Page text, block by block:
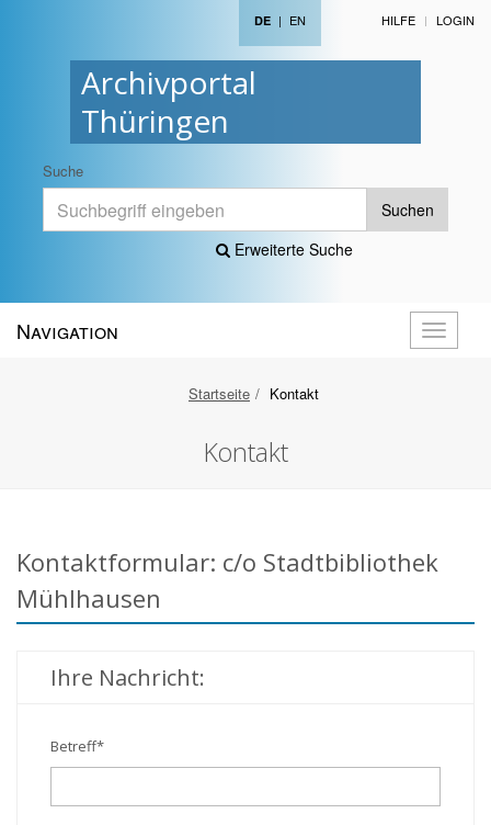
Archivportal
Thüringen
DE | EN HILFE LOGIN
Suche
Suchen
Erweiterte Suche
öffnen
Navigation
Startseite Kontakt
Kontakt
Kontaktformular: c/o Stadtbibliothek
Mühlhausen
Ihre Nachricht:
Betreff*